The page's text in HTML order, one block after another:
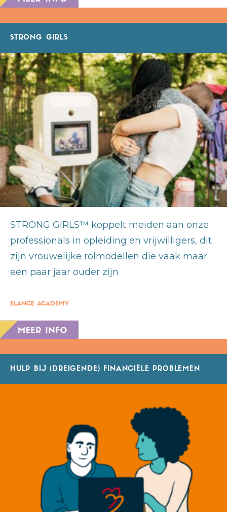
STRONG GIRLS
STRONG GIRLS™ koppelt meiden aan onze
professionals in opleiding en vrijwilligers, dit
zijn vrouwelijke rolmodellen die vaak maar
een paar jaar ouder zijn
ELANCE ACADEMY
HULP BIJ (DREIGENDE) FINANCIËLE PROBLEMEN